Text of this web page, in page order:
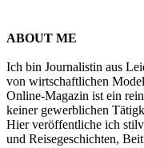
ABOUT ME
Ich bin Journalistin aus
von wirtschaftlichen
Online-Magazin ist ein
keiner gewerblichen
Hier veröffentliche ich
und Reisegeschichten,